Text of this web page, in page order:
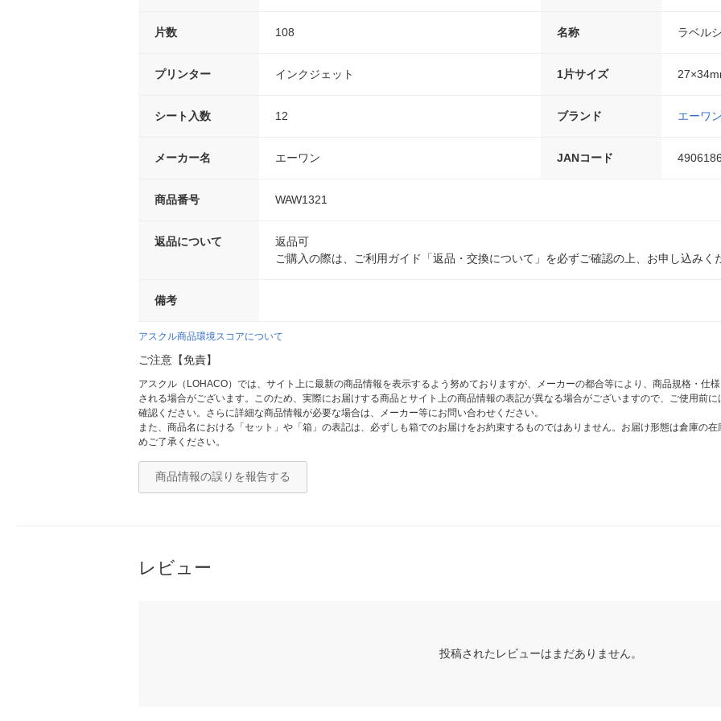
片数 108 名称 ラベル
プリンター インクジェット 1片サイズ
シート入数 12 ブランド エーワン
メーカー名 エーワン JANコード
商品番号 WAW1321
返品について
返品可
ご購入の際は、ご利用ガイド「返品・交換について」を必ずご確認の上、お申し込みく
備考
アスクル商品環境スコアについて
ご注意【免責】
アスクル（LOHACO）では、サイト上に最新の商品情報を表示するよう努めておりますが、メーカーの都合等により、商品規格・仕
される場合がございます。このため、実際にお届けする商品とサイト上の商品情報の表記が異なる場合がございますので、ご使用前
確認ください。さらに詳細な商品情報が必要な場合は、メーカー等にお問い合わせください。
また、商品名における「セット」や「箱」の表記は、必ずしも箱でのお届けをお約束するものではありません。お届け形態は倉庫の
めご了承ください。
商品情報の誤りを報告する
レビュー
投稿されたレビューはまだありません。